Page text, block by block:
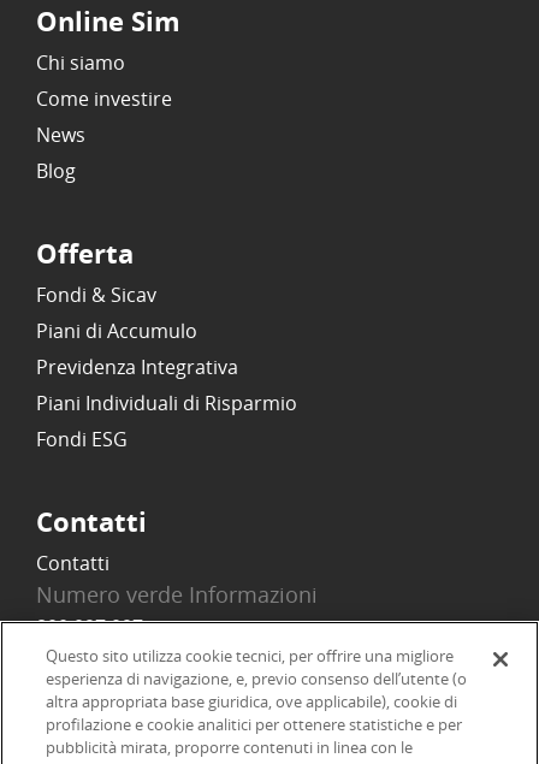
Online Sim
Chi siamo
Come investire
News
Blog
Offerta
Fondi & Sicav
Piani di Accumulo
Previdenza Integrativa
Piani Individuali di Risparmio
Fondi ESG
Contatti
Contatti
Numero verde Informazioni
800 097 097
Email
info@onlinesim.it
Questo sito utilizza cookie tecnici, per offrire una migliore
esperienza di navigazione, e, previo consenso dell’utente (o
altra appropriata base giuridica, ove applicabile), cookie di
profilazione e cookie analitici per ottenere statistiche e per
pubblicità mirata, proporre contenuti in linea con le